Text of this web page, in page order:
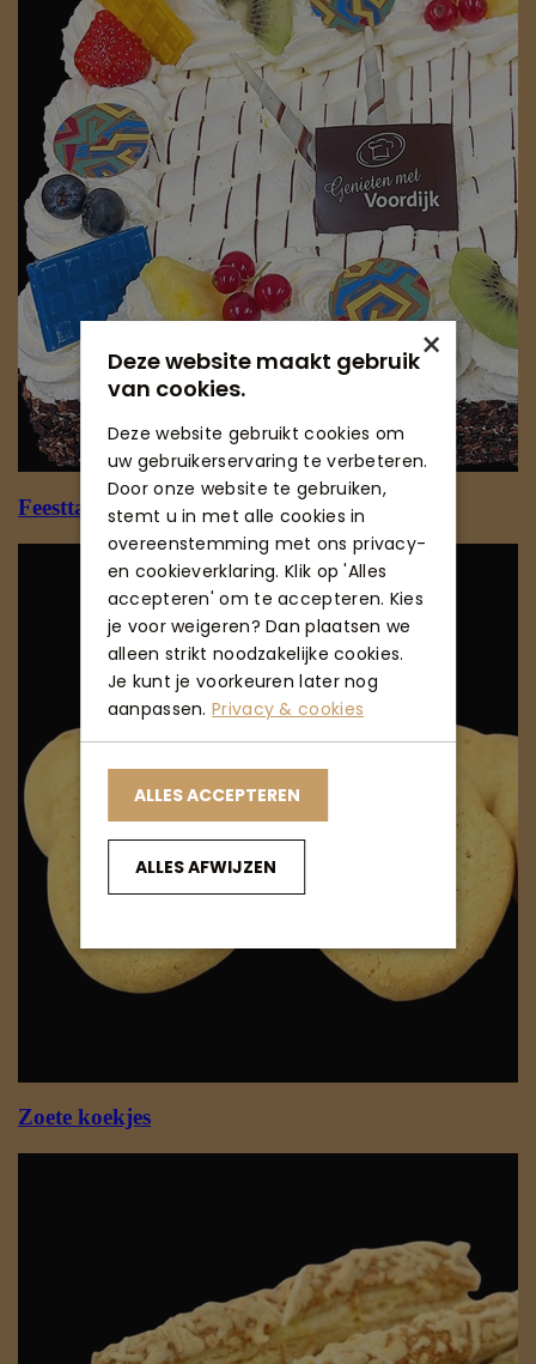
×
Deze website maakt gebruik
van cookies.
Deze website gebruikt cookies om
uw gebruikerservaring te verbeteren.
Door onze website te gebruiken,
stemt u in met alle cookies in
overeenstemming met ons privacy-
en cookieverklaring. Klik op 'Alles
accepteren' om te accepteren. Kies
je voor weigeren? Dan plaatsen we
alleen strikt noodzakelijke cookies.
Je kunt je voorkeuren later nog
aanpassen.Privacy & cookies
ALLES ACCEPTEREN
ALLES AFWIJZEN